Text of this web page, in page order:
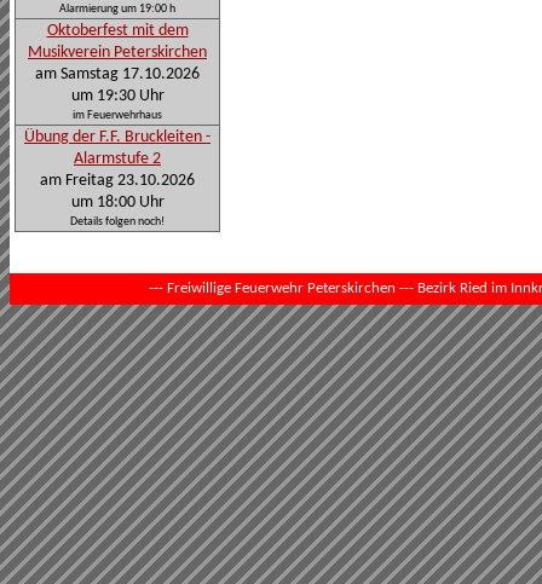
Alarmierung um 19:00 h
Oktoberfest mit dem
Musikverein Peterskirchen
am Samstag 17.10.2026
um 19:30 Uhr
im Feuerwehrhaus
Übung der F.F. Bruckleiten -
Alarmstufe 2
am Freitag 23.10.2026
um 18:00 Uhr
Details folgen noch!
--- Freiwillige Feuerwehr Peterskirchen --- Bezirk Ried im